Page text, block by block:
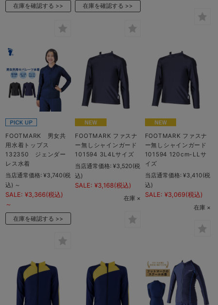
在庫を確認する
在庫を確認する
FOOTMARK 男女共
用水着トップス
132350 ジェンダー
レス水着
当店通常価格: ¥3,740(税
込) ～
SALE: ¥3,366(税込)
～
在庫を確認する
FOOTMARK ファスナ
ー無しシャインガード
101594 3L4Lサイズ
当店通常価格: ¥3,520(税
込)
SALE: ¥3,168(税込)
在庫 ×
FOOTMARK ファスナ
ー無しシャインガード
101594 120cm-LLサ
イズ
当店通常価格: ¥3,410(税
込)
SALE: ¥3,069(税込)
在庫 ×